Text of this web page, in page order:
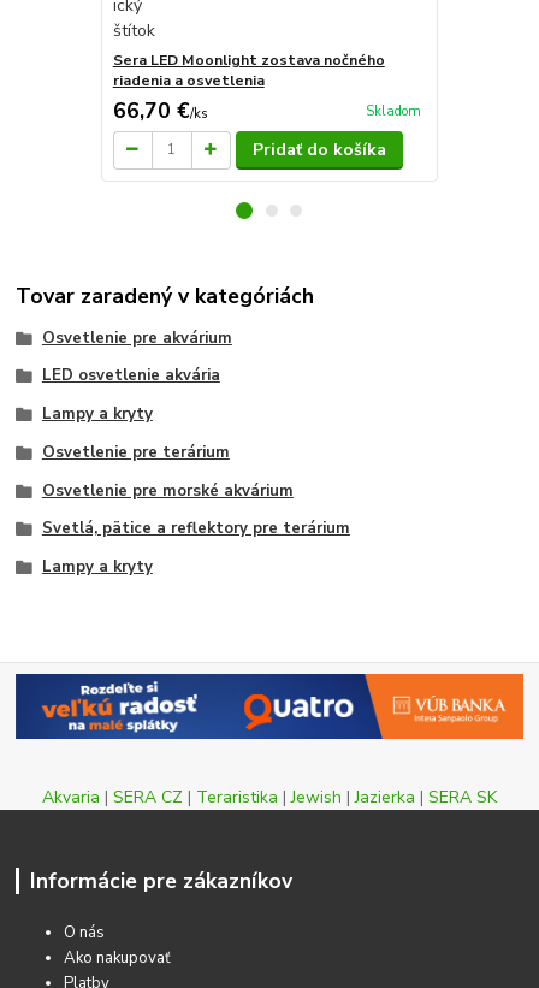
Sera LED Moonlight zostava nočného
riadenia a osvetlenia
66,70 €/ks Skladom
Pridať do košíka
Tovar zaradený v kategóriách
Osvetlenie pre akvárium
LED osvetlenie akvária
Lampy a kryty
Osvetlenie pre terárium
Osvetlenie pre morské akvárium
Svetlá, pätice a reflektory pre terárium
Lampy a kryty
Akvaria | SERA CZ | Teraristika |Jewish |Jazierka | SERA SK
Informácie pre zákazníkov
O nás
Ako nakupovať
Platby